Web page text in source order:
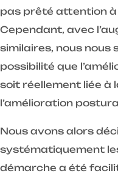
pas prêté attention
Cependant, avec
similaires, nous nous
possibilité que
soit réellement liée à
l’amélioration
Nous avons alors
systématiquement
démarche a été